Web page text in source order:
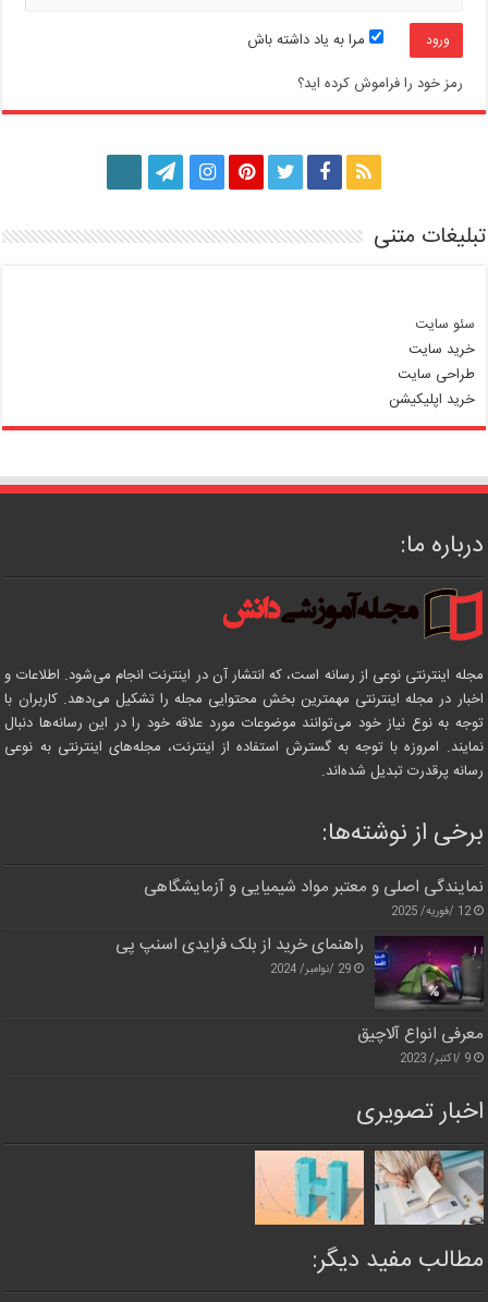
مرا به یاد داشته باش
رمز خود را فراموش کرده اید؟
تبلیغات متنی
سئو سایت
خرید سایت
طراحی سایت
خرید اپلیکیشن
درباره ما:
مجله اینترنتی نوعی از رسانه است، که انتشار آن در اینترنت انجام می‌شود. اطلاعات و
اخبار در مجله اینترنتی مهمترین بخش محتوایی مجله را تشکیل می‌دهد. کاربران با
توجه به نوع نیاز خود می‌توانند موضوعات مورد علاقه خود را در این رسانه‌ها دنبال
نمایند. امروزه با توجه به گسترش استفاده از اینترنت، مجله‌های اینترنتی به نوعی
رسانه پرقدرت تبدیل شده‌اند.
برخی از نوشته‌ها:
نمایندگی اصلی و معتبر مواد شیمیایی و آزمایشگاهی
12 /فوریه/ 2025
راهنمای خرید از بلک فرایدی اسنپ پی
29 /نوامبر/ 2024
معرفی انواع آلاچیق
9 /اکتبر/ 2023
اخبار تصویری
مطالب مفید دیگر: